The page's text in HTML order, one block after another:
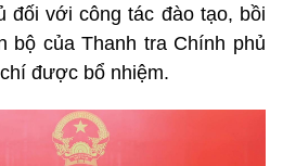
đối với công tác đào tạo, bồi
bộ của Thanh tra Chính phủ
được bổ nhiệm.